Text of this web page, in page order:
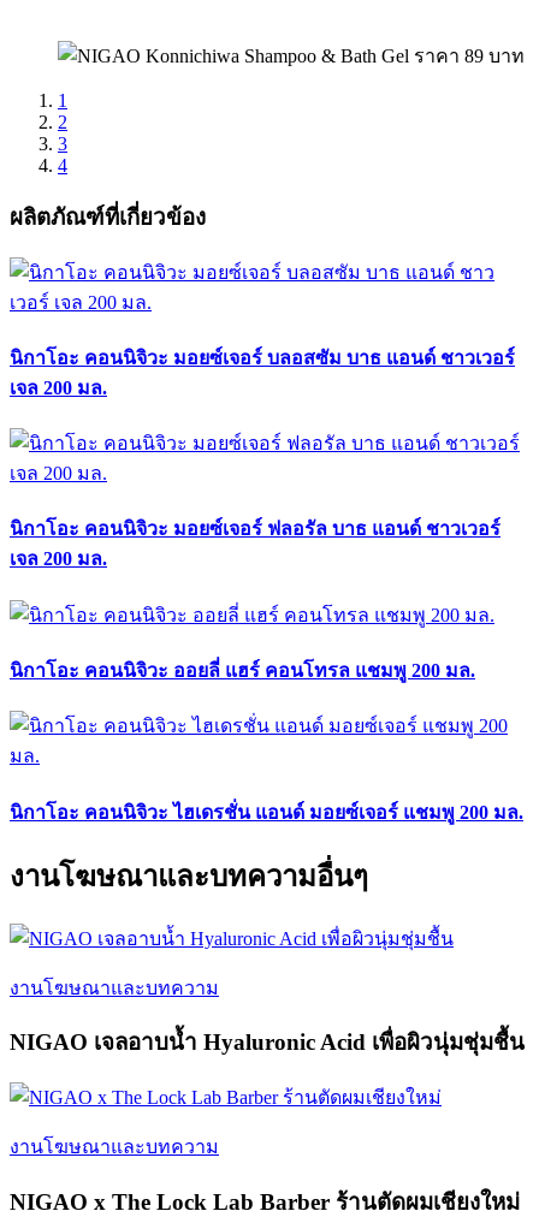
1
2
3
4
ผลิตภัณฑ์ที่เกี่ยวข้อง
นิกาโอะ คอนนิจิวะ มอยซ์เจอร์ บลอสซัม บาธ แอนด์ ชาวเวอร์
เจล 200 มล.
นิกาโอะ คอนนิจิวะ มอยซ์เจอร์ ฟลอรัล บาธ แอนด์ ชาวเวอร์
เจล 200 มล.
นิกาโอะ คอนนิจิวะ ออยลี่ แฮร์ คอนโทรล แชมพู 200 มล.
นิกาโอะ คอนนิจิวะ ไฮเดรชั่น แอนด์ มอยซ์เจอร์ แชมพู 200 มล.
งานโฆษณาและบทความอื่นๆ
งานโฆษณาและบทความ
NIGAO เจลอาบน้ำ Hyaluronic Acid เพื่อผิวนุ่มชุ่มชื้น
งานโฆษณาและบทความ
NIGAO x The Lock Lab Barber ร้านตัดผมเชียงใหม่